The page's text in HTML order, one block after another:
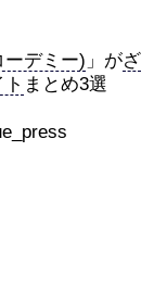
ーデミー) 」がざ
まとめ3選